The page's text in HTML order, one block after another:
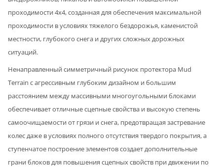
проходимости 4x4, созданная для обеспечения максимальной
проходимости в условиях тяжелого бездорожья, каменистой
местности, глубокого снега и других сложных дорожных
ситуаций.
Ненаправленный симметричный рисунок протектора Mud
Terrain с агрессивным глубоким дизайном и большим
расстоянием между массивными многоугольными блоками
обеспечивает отличные сцепные свойства и высокую степень
самоочищаемости от грязи и снега, предотвращая застревание
колес даже в условиях полного отсутствия твердого покрытия, а
ступенчатое построение элементов создает дополнительные
грани блоков для повышения сцепных свойств при движении по